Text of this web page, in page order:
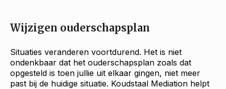
Wijzigen ouderschapsplan
Situaties veranderen voortdurend. Het is niet
ondenkbaar dat het ouderschapsplan zoals dat
opgesteld is toen jullie uit elkaar gingen, niet meer
past bij de huidige situatie. Koudstaal Mediation helpt